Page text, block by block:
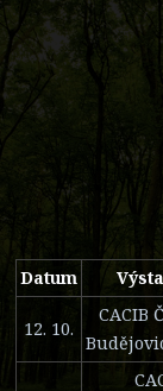
Datum
12. 10.
CACIB